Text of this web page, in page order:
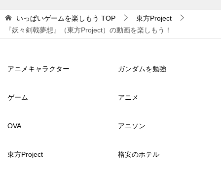
いっぱいゲームを楽しもう TOP
東方Project
『妖々剣戟夢想』（東方Project）の動画を楽しもう！
アニメキャラクター ガンダムを勉強
ゲーム アニメ
OVA アニソン
東方Project 格安のホテル